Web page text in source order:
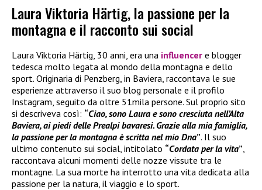
Laura Viktoria Härtig, la passione per la
montagna e il racconto sui social
Laura Viktoria Härtig, 30 anni, era una influencer e blogger
tedesca molto legata al mondo della montagna e dello
sport. Originaria di Penzberg, in Baviera, raccontava le sue
esperienze attraverso il suo blog personale e il profilo
Instagram, seguito da oltre 51mila persone. Sul proprio sito
si descriveva così: “Ciao, sono Laura e sono cresciuta nell’Alta
Baviera, ai piedi delle Prealpi bavaresi. Grazie alla mia famiglia,
la passione per la montagna è scritta nel mio Dna”. Il suo
ultimo contenuto sui social, intitolato “Cordata per la vita”
raccontava alcuni momenti delle nozze vissute tra le
montagne. La sua morte ha interrotto una vita dedicata alla
passione per la natura, il viaggio e lo sport.